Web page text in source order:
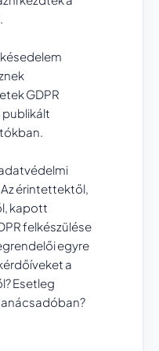
GDPR
érintettektől,
kapott
felkészülése
egyre
a
Esetleg